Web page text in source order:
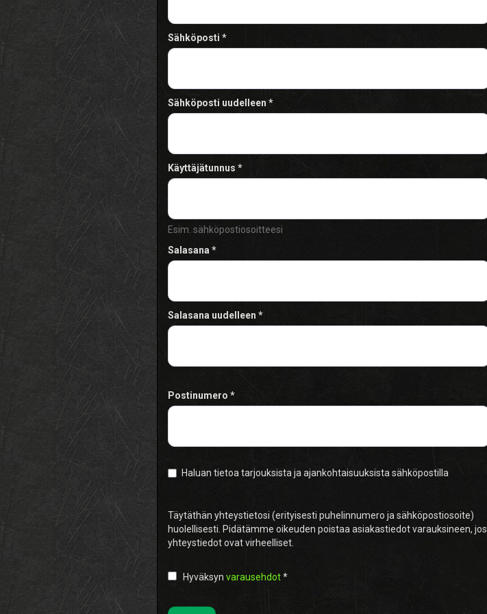
Sähköposti
Sähköposti uudelleen
Käyttäjätunnus
Esim. sähköpostiosoitteesi
Salasana
Salasana uudelleen
Postinumero
Haluan tietoa tarjouksista ja ajankohtaisuuksista sähköpostilla
Täytäthän yhteystietosi (erityisesti puhelinnumero ja sähköpostiosoite)
huolellisesti. Pidätämme oikeuden poistaa asiakastiedot varauksineen, jos
yhteystiedot ovat virheelliset.
Hyväksyn varausehdot